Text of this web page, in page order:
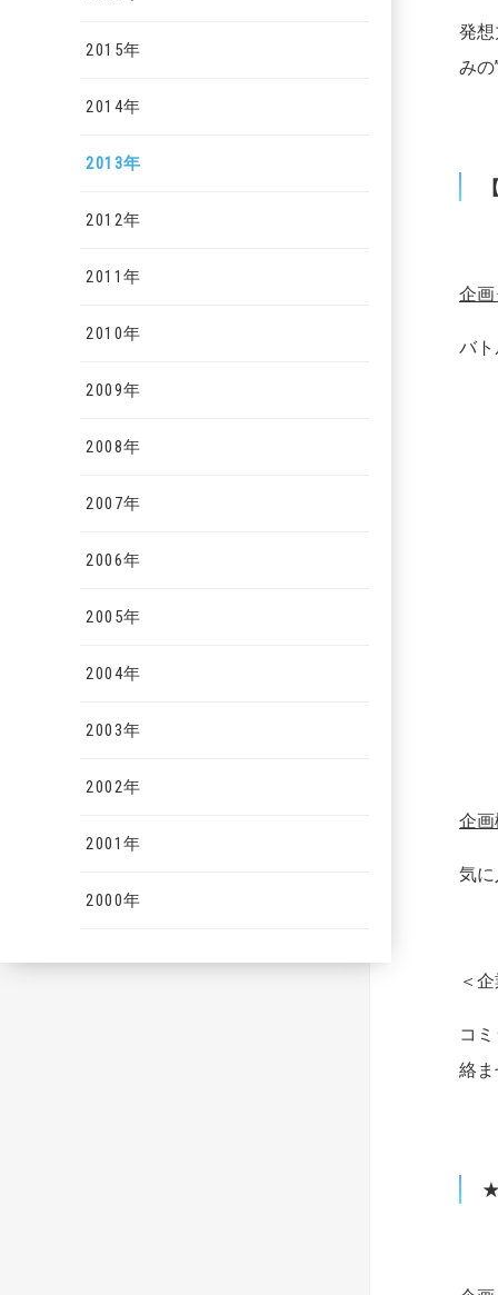
2015年
2014年
2013年
2012年
2011年
2010年
2009年
2008年
2007年
2006年
2005年
2004年
2003年
2002年
2001年
2000年
発
みの
企
バト
企
気
＜
コ
絡